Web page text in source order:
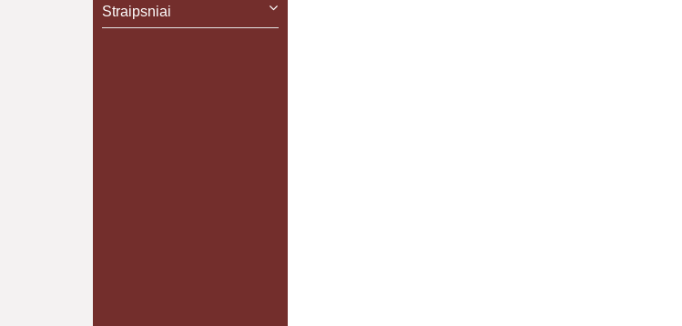
Straipsniai